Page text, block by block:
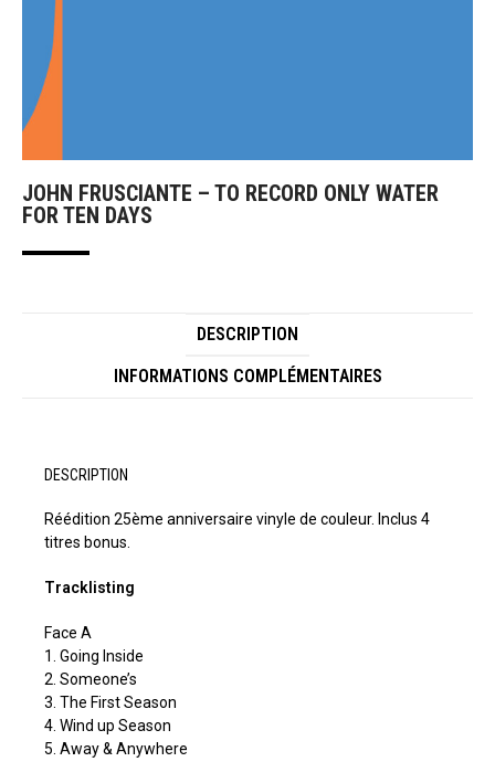
JOHN FRUSCIANTE – TO RECORD ONLY WATER
FOR TEN DAYS
DESCRIPTION
INFORMATIONS COMPLÉMENTAIRES
DESCRIPTION
Réédition 25ème anniversaire vinyle de couleur. Inclus 4
titres bonus.
Tracklisting
Face A
1. Going Inside
2. Someone’s
3. The First Season
4. Wind up Season
5. Away & Anywhere